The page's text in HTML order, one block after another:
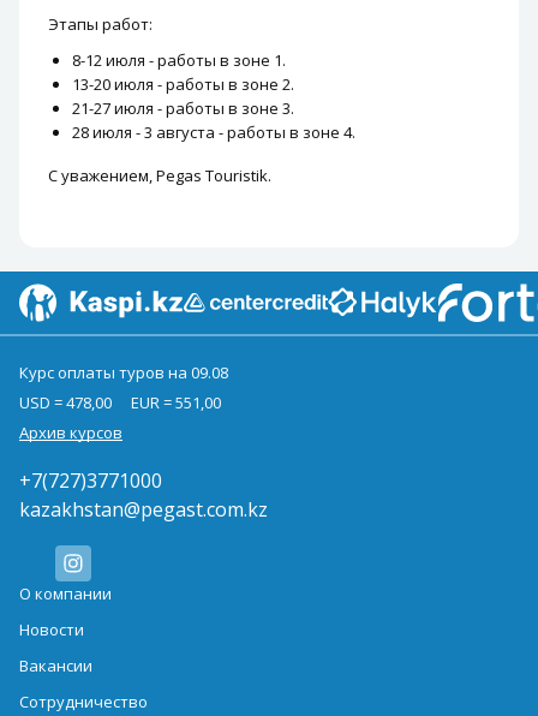
Этапы работ:
8-12 июля - работы в зоне 1.
13-20 июля - работы в зоне 2.
21-27 июля - работы в зоне 3.
28 июля - 3 августа - работы в зоне 4.
С уважением, Pegas Touristik.
Курс оплаты туров на 09.08
USD = 478,00
EUR = 551,00
Архив курсов
+7(727)3771000
kazakhstan@pegast.com.kz
О компании
Новости
Вакансии
Сотрудничество